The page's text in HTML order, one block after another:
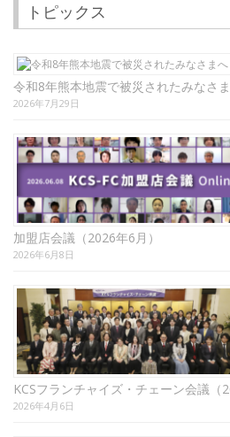
トピックス
令和8年熊本地震で被災されたみなさ
2026年7月29日
加盟店会議（2026年6月）
2026年6月8日
KCSフランチャイズ・チェーン会議（
2026年4月6日